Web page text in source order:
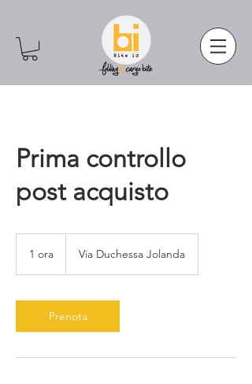
Prima controllo
post acquisto
1 ora Via Duchessa Jolanda
Prenota